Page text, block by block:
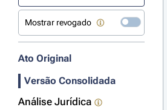
Mostrar revogado
Ato Original
Versão Consolidada
Análise Jurídica